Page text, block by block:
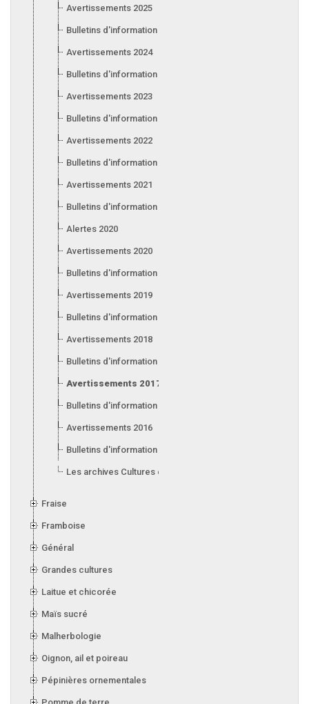
Avertissements 2025
Bulletins d'information 2025
Avertissements 2024
Bulletins d'information 2024
Avertissements 2023
Bulletins d'information 2023
Avertissements 2022
Bulletins d'information 2022
Avertissements 2021
Bulletins d'information 2021
Alertes 2020
Avertissements 2020
Bulletins d'information 2020
Avertissements 2019
Bulletins d'information 2019
Avertissements 2018
Bulletins d'information 2018
Avertissements 2017
Bulletins d'information 2017
Avertissements 2016
Bulletins d'information 2016
Les archives Cultures en serre
Fraise
Framboise
Général
Grandes cultures
Laitue et chicorée
Maïs sucré
Malherbologie
Oignon, ail et poireau
Pépinières ornementales